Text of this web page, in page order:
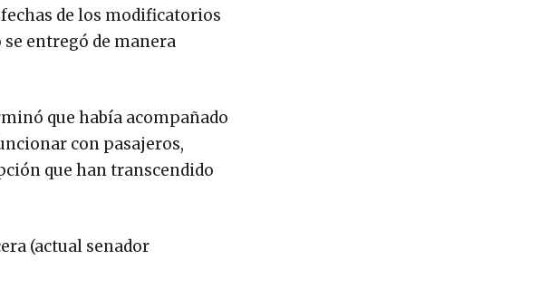
de los modificatorios
se entregó de manera
que había acompañado
con pasajeros,
que han transcendido
(actual senador